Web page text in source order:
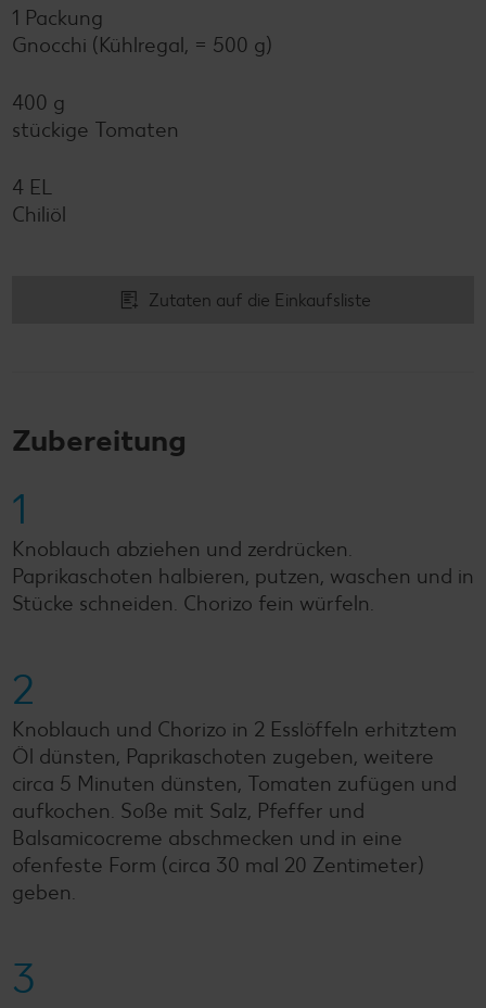
1 Packung
Gnocchi (Kühlregal, = 500 g)
400 g
stückige Tomaten
4 EL
Chiliöl
Zutaten auf die Einkaufsliste
Zubereitung
1
Knoblauch abziehen und zerdrücken.
Paprikaschoten halbieren, putzen, waschen und in
Stücke schneiden. Chorizo fein würfeln.
2
Knoblauch und Chorizo in 2 Esslöffeln erhitztem
Öl dünsten, Paprikaschoten zugeben, weitere
circa 5 Minuten dünsten, Tomaten zufügen und
aufkochen. Soße mit Salz, Pfeffer und
Balsamicocreme abschmecken und in eine
ofenfeste Form (circa 30 mal 20 Zentimeter)
geben.
3